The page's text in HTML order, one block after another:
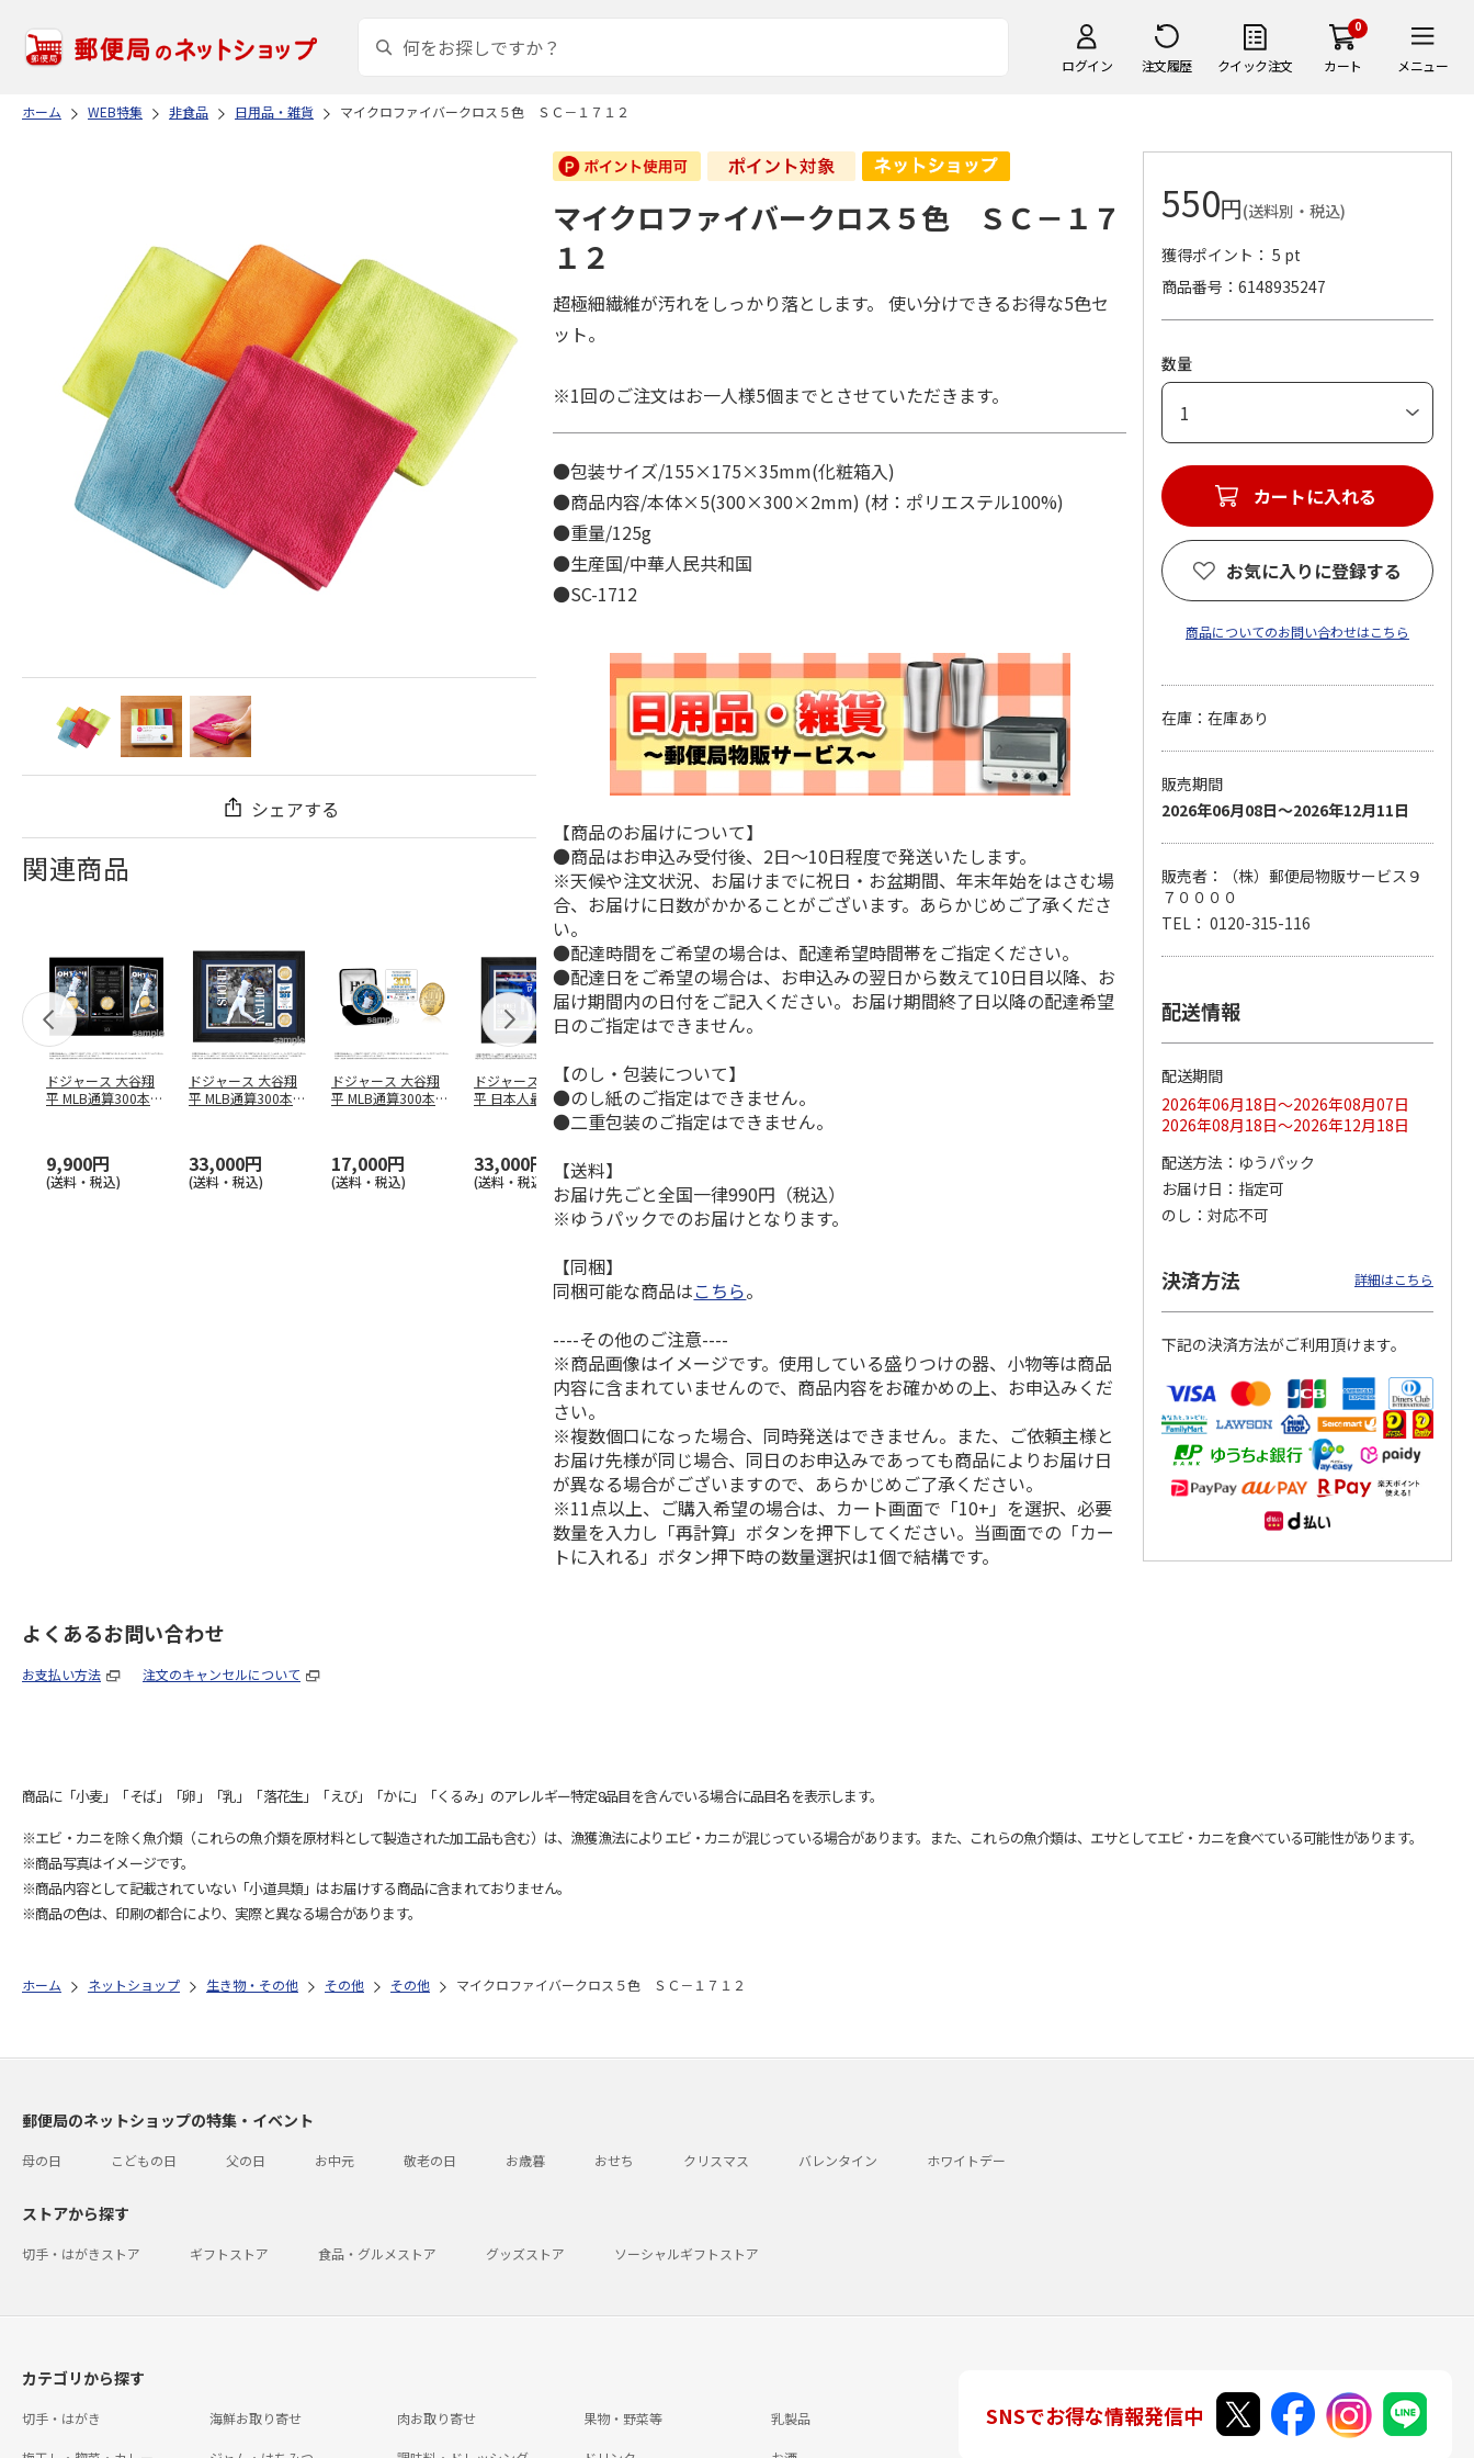
ログイン 注文履歴 クイック注文
0
カート メニュー
ホーム WEB特集 非食品 日用品・雑貨 マイクロファイバークロス５色 ＳＣ－１７１２
シェアする
関連商品
ドジャース 大谷翔
平 MLB通算300本塁
9,900円
(送料・税込)
ドジャース 大谷翔
平 MLB通算300本塁
33,000円
(送料・税込)
ドジャース 大谷翔
平 MLB通算300本塁
17,000円
(送料・税込)
ドジャース 大谷翔
平 日本人最多53試
合連続出塁記念 ダ
33,000円
(送料・税込)
MLB ドジャース 大
谷翔平 2026 NL 3・
4月投手…
平 日本人最多53試
合連続出塁記念 コ
イ…
ドジャース 大谷翔
平 日本人最多53試
合連続出塁記念 シ
ル…
17,000円
(送料・税込)
谷翔平 2026 NL 3・
4月投手…
マイクロファイバークロス５色 ＳＣ－１７
１２
超極細繊維が汚れをしっかり落とします。 使い分けできるお得な5色セ
ット。
※1回のご注文はお一人様5個までとさせていただきます。
●包装サイズ/155×175×35mm(化粧箱入)
●商品内容/本体×5(300×300×2mm) (材：ポリエステル100%)
●重量/125g
●生産国/中華人民共和国
●SC-1712
【商品のお届けについて】
●商品はお申込み受付後、2日～10日程度で発送いたします。
※天候や注文状況、お届けまでに祝日・お盆期間、年末年始をはさむ場
合、お届けに日数がかかることがございます。あらかじめご了承くださ
い。
●配達時間をご希望の場合は、配達希望時間帯をご指定ください。
●配達日をご希望の場合は、お申込みの翌日から数えて10日目以降、お
届け期間内の日付をご記入ください。お届け期間終了日以降の配達希望
日のご指定はできません。
【のし・包装について】
●のし紙のご指定はできません。
●二重包装のご指定はできません。
【送料】
お届け先ごと全国一律990円（税込）
※ゆうパックでのお届けとなります。
【同梱】
同梱可能な商品はこちら。
----その他のご注意----
※商品画像はイメージです。使用している盛りつけの器、小物等は商品
内容に含まれていませんので、商品内容をお確かめの上、お申込みくだ
さい。
※複数個口になった場合、同時発送はできません。また、ご依頼主様と
お届け先様が同じ場合、同日のお申込みであっても商品によりお届け日
が異なる場合がございますので、あらかじめご了承ください。
※11点以上、ご購入希望の場合は、カート画面で「10+」を選択、必要
数量を入力し「再計算」ボタンを押下してください。当画面での「カー
トに入れる」ボタン押下時の数量選択は1個で結構です。
550円(送料別・税込)
獲得ポイント： 5 pt
商品番号
6148935247
数量
カートに入れる
お気に入りに登録する
商品についてのお問い合わせはこちら
在庫：在庫あり
販売期間
2026年06月08日～2026年12月11日
販売者：（株）郵便局物販サービス９
７００００
TEL： 0120-315-116
配送情報
配送期間
2026年06月18日～2026年08月07日
2026年08月18日～2026年12月18日
配送方法
ゆうパック
お届け日
指定可
のし
対応不可
決済方法 詳細はこちら
下記の決済方法がご利用頂けます。
よくあるお問い合わせ
お支払い方法 注文のキャンセルについて
商品に「小麦」「そば」「卵」「乳」「落花生」「えび」「かに」「くるみ」のアレルギー特定8品目を含んでいる場合に品目名を表示します。
※エビ・カニを除く魚介類（これらの魚介類を原材料として製造された加工品も含む）は、漁獲漁法によりエビ・カニが混じっている場合があります。また、これらの魚介類は、エサとしてエビ・カニを食べている可能性があります。
※商品写真はイメージです。
※商品内容として記載されていない「小道具類」はお届けする商品に含まれておりません。
※商品の色は、印刷の都合により、実際と異なる場合があります。
ホーム ネットショップ 生き物・その他 その他 その他 マイクロファイバークロス５色 ＳＣ－１７１２
郵便局のネットショップの特集・イベント
母の日 こどもの日 父の日 お中元 敬老の日 お歳暮 おせち クリスマス バレンタイン ホワイトデー
ストアから探す
切手・はがきストア ギフトストア 食品・グルメストア グッズストア ソーシャルギフトストア
カテゴリから探す
切手・はがき 海鮮お取り寄せ 肉お取り寄せ 果物・野菜等 乳製品 SNSでお得な情報発信中